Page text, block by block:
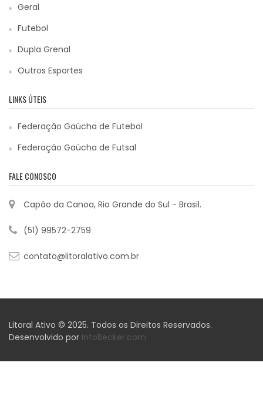
Geral
Futebol
Dupla Grenal
Outros Esportes
LINKS ÚTEIS
Federação Gaúcha de Futebol
Federação Gaúcha de Futsal
FALE CONOSCO
Capão da Canoa, Rio Grande do Sul - Brasil.
(51) 99572-2759
contato@litoralativo.com.br
Litoral Ativo © 2025. Todos os Direitos Reservados.
Desenvolvido por InfoBecker.com